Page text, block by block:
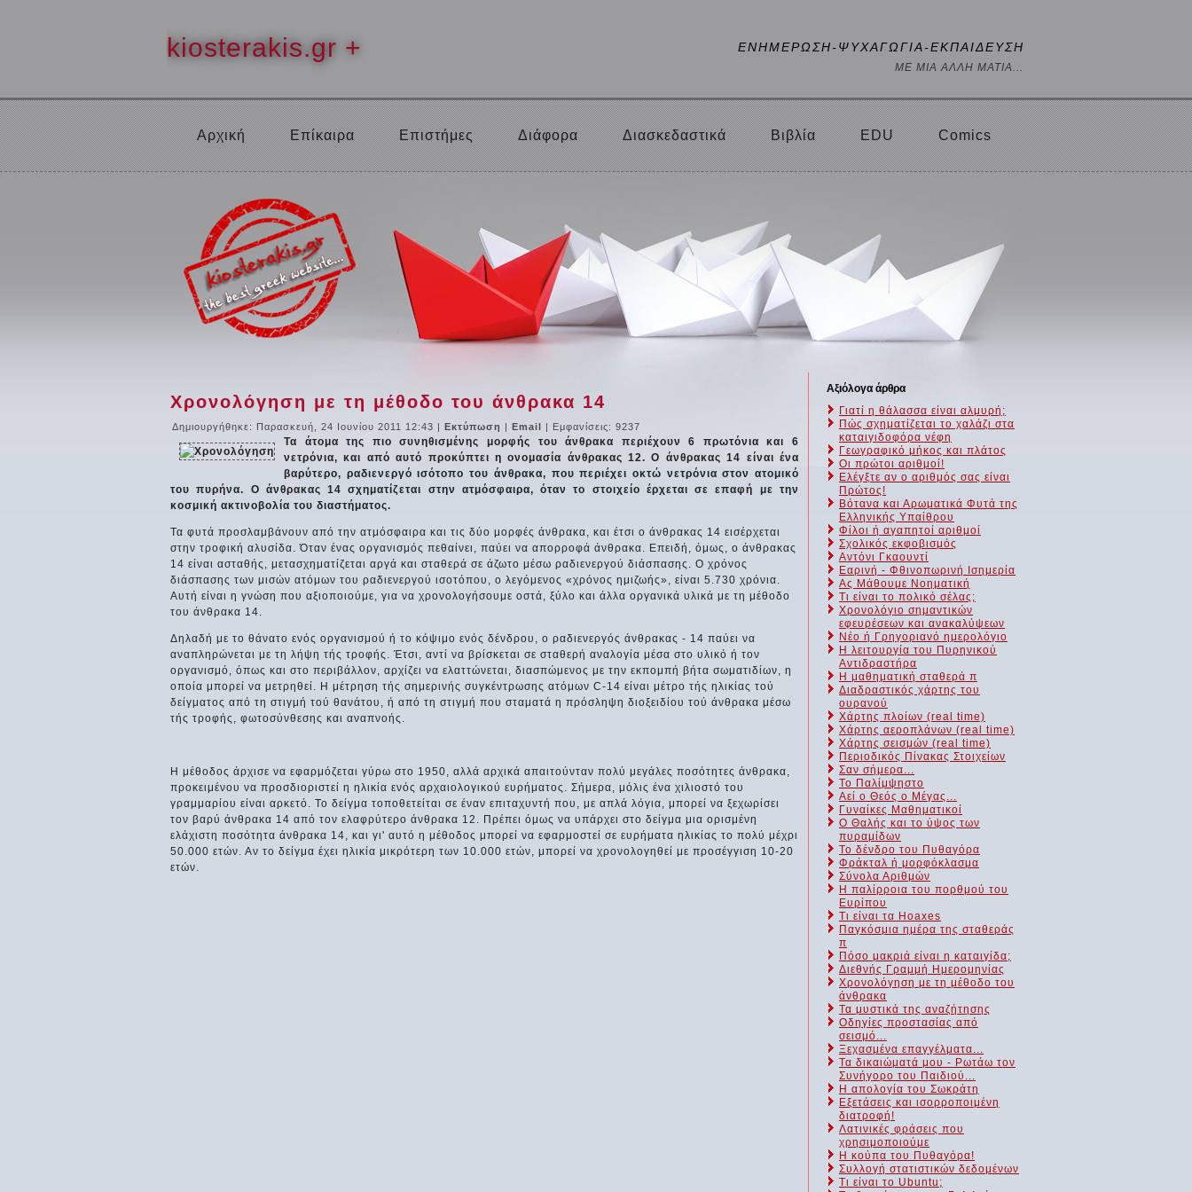
kiosterakis.gr + ΕΝΗΜΕΡΩΣΗ-ΨΥΧΑΓΩΓΙΑ-ΕΚΠΑΙΔΕΥΣΗ
ΜΕ ΜΙΑ ΑΛΛΗ ΜΑΤΙΑ...
Αρχική Επίκαιρα Επιστήμες Διάφορα Διασκεδαστικά Βιβλία EDU Comics
Χρονολόγηση με τη μέθοδο του άνθρακα 14
Δημιουργήθηκε: Παρασκευή, 24 Ιουνίου 2011 12:43 | Εκτύπωση | Email | Εμφανίσεις: 9237
Τα άτομα της πιο συνηθισμένης μορφής του άνθρακα περιέχουν 6 πρωτόνια και 6
νετρόνια, και από αυτό προκύπτει η ονομασία άνθρακας 12. Ο άνθρακας 14 είναι ένα
βαρύτερο, ραδιενεργό ισότοπο του άνθρακα, που περιέχει οκτώ νετρόνια στον ατομικό
του πυρήνα. Ο άνθρακας 14 σχηματίζεται στην ατμόσφαιρα, όταν το στοιχείο έρχεται σε επαφή με την
κοσμική ακτινοβολία του διαστήματος.
Τα φυτά προσλαμβάνουν από την ατμόσφαιρα και τις δύο μορφές άνθρακα, και έτσι ο άνθρακας 14 εισέρχεται
στην τροφική αλυσίδα. Όταν ένας οργανισμός πεθαίνει, παύει να απορροφά άνθρακα. Επειδή, όμως, ο άνθρακας
14 είναι ασταθής, μετασχηματίζεται αργά και σταθερά σε άζωτο μέσω ραδιενεργού διάσπασης. Ο χρόνος
διάσπασης των μισών ατόμων του ραδιενεργού ισοτόπου, ο λεγόμενος «χρόνος ημιζωής», είναι 5.730 χρόνια.
Αυτή είναι η γνώση που αξιοποιούμε, για να χρονολογήσουμε οστά, ξύλο και άλλα οργανικά υλικά με τη μέθοδο
του άνθρακα 14.
Δηλαδή με το θάνατο ενός οργανισμού ή το κόψιμο ενός δένδρου, ο ραδιενεργός άνθρακας - 14 παύει να
αναπληρώνεται με τη λήψη τής τροφής. Έτσι, αντί να βρίσκεται σε σταθερή αναλογία μέσα στο υλικό ή τον
οργανισμό, όπως και στο περιβάλλον, αρχίζει να ελαττώνεται, διασπώμενος με την εκπομπή βήτα σωματιδίων, η
οποία μπορεί να μετρηθεί. Η μέτρηση τής σημερινής συγκέντρωσης ατόμων C-14 είναι μέτρο τής ηλικίας τού
δείγματος από τη στιγμή τού θανάτου, ή από τη στιγμή που σταματά η πρόσληψη διοξειδίου τού άνθρακα μέσω
τής τροφής, φωτοσύνθεσης και αναπνοής.
Η μέθοδος άρχισε να εφαρμόζεται γύρω στο 1950, αλλά αρχικά απαιτούνταν πολύ μεγάλες ποσότητες άνθρακα,
προκειμένου να προσδιοριστεί η ηλικία ενός αρχαιολογικού ευρήματος. Σήμερα, μόλις ένα χιλιοστό του
γραμμαρίου είναι αρκετό. Το δείγμα τοποθετείται σε έναν επιταχυντή που, με απλά λόγια, μπορεί να ξεχωρίσει
τον βαρύ άνθρακα 14 από τον ελαφρύτερο άνθρακα 12. Πρέπει όμως να υπάρχει στο δείγμα μια ορισμένη
ελάχιστη ποσότητα άνθρακα 14, και γι' αυτό η μέθοδος μπορεί να εφαρμοστεί σε ευρήματα ηλικίας το πολύ μέχρι
50.000 ετών. Αν το δείγμα έχει ηλικία μικρότερη των 10.000 ετών, μπορεί να χρονολογηθεί με προσέγγιση 10-20
ετών.
Αξιόλογα άρθρα
Γιατί η θάλασσα είναι αλμυρή;
Πώς σχηματίζεται το χαλάζι στα
καταιγιδοφόρα νέφη
Γεωγραφικό μήκος και πλάτος
Οι πρώτοι αριθμοί!
Ελέγξτε αν ο αριθμός σας είναι
Πρώτος!
Βότανα και Αρωματικά Φυτά της
Ελληνικής Υπαίθρου
Φίλοι ή αγαπητοί αριθμοί
Σχολικός εκφοβισμός
Αντόνι Γκαουντί
Εαρινή - Φθινοπωρινή Ισημερία
Ας Μάθουμε Νοηματική
Τι είναι το πολικό σέλας;
Χρονολόγιο σημαντικών
εφευρέσεων και ανακαλύψεων
Νέο ή Γρηγοριανό ημερολόγιο
Η λειτουργία του Πυρηνικού
Αντιδραστήρα
Η μαθηματική σταθερά π
Διαδραστικός χάρτης του
ουρανού
Χάρτης πλοίων (real time)
Χάρτης αεροπλάνων (real time)
Χάρτης σεισμών (real time)
Περιοδικός Πίνακας Στοιχείων
Σαν σήμερα...
Το Παλίμψηστο
Αεί ο Θεός ο Μέγας...
Γυναίκες Μαθηματικοί
Ο Θαλής και το ύψος των
πυραμίδων
Το δένδρο του Πυθαγόρα
Φράκταλ ή μορφόκλασμα
Σύνολα Αριθμών
Η παλίρροια του πορθμού του
Ευρίπου
Τι είναι τα Hoaxes
Παγκόσμια ημέρα της σταθεράς
π
Πόσο μακριά είναι η καταιγίδα;
Διεθνής Γραμμή Ημερομηνίας
Χρονολόγηση με τη μέθοδο του
άνθρακα
Τα μυστικά της αναζήτησης
Οδηγίες προστασίας από
σεισμό...
Ξεχασμένα επαγγέλματα...
Τα δικαιώματά μου - Ρωτάω τον
Συνήγορο του Παιδιού...
Η απολογία του Σωκράτη
Εξετάσεις και ισορροποιμένη
διατροφή!
Λατινικές φράσεις που
χρησιμοποιούμε
Η κούπα του Πυθαγόρα!
Συλλογή στατιστικών δεδομένων
Τι είναι το Ubuntu;